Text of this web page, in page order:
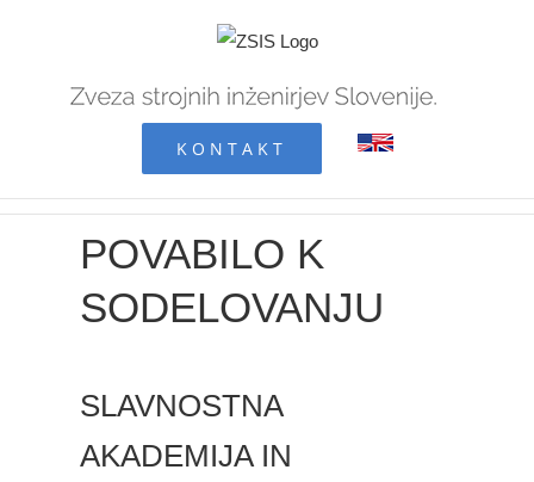
KONTAKT
POVABILO K
SODELOVANJU
SLAVNOSTNA
AKADEMIJA IN